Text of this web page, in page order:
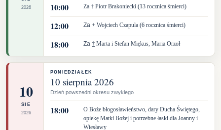
2026
10:00 Za † Piotr Brakoniecki (13 rocznica śmierci)
12:00 Za + Wojciech Czapula (6 rocznica śmierci)
18:00 Za † Marta i Stefan Miękus, Maria Orzoł
10
SIE
2026
PONIEDZIAŁEK
10 sierpnia 2026
Dzień powszedni okresu zwykłego
18:00
O Boże błogosławieństwo, dary Ducha Świętego,
opiekę Matki Bożej i potrzebne łaski dla Joanny i
Wiesławy